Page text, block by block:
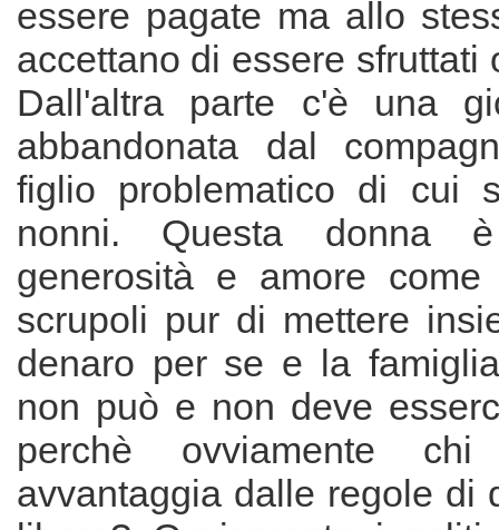
essere pagate ma allo
accettano di essere sfruttati
Dall'altra parte c'è una
abbandonata dal
figlio problematico di cui
nonni. Questa donna
generosità e amore
scrupoli pur di mettere
denaro per se e la
non può e non deve
perchè ovviamente
avvantaggia dalle regole di